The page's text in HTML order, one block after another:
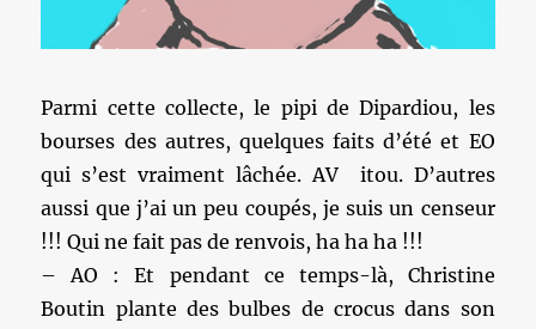
Parmi cette collecte, le pipi de Dipardiou, les
bourses des autres, quelques faits d’été et EO
qui s’est vraiment lâchée. AV itou. D’autres
aussi que j’ai un peu coupés, je suis un censeur
!!! Qui ne fait pas de renvois, ha ha ha !!!
– AO : Et pendant ce temps-là, Christine
Boutin plante des bulbes de crocus dans son